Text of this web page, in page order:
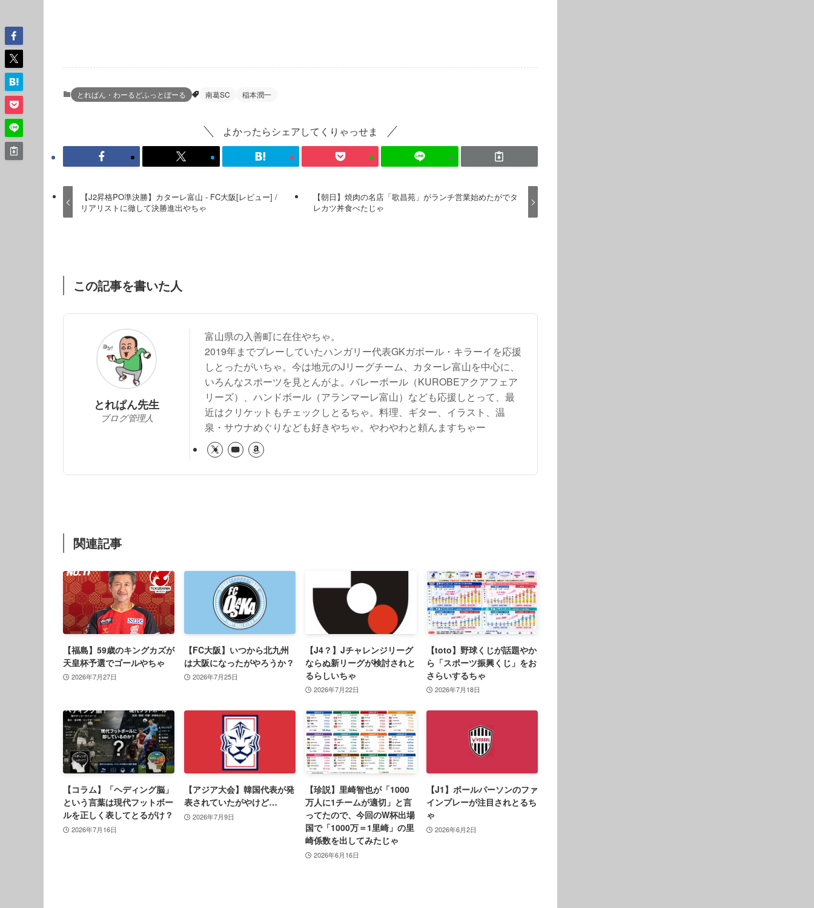
とれぱん・わーるどふっとぼーる 南葛SC 稲本潤一
よかったらシェアしてくりゃっせま
【J2昇格PO準決勝】カターレ富山 - FC大阪[レビュー] /
リアリストに徹して決勝進出やちゃ
【朝日】焼肉の名店「歌昌苑」がランチ営業始めたがでタ
レカツ丼食べたじゃ
この記事を書いた人
とれぱん先生
ブログ管理人
富山県の入善町に在住やちゃ。
2019年までプレーしていたハンガリー代表GKガボール・キラーイを応援
しとったがいちゃ。今は地元のJリーグチーム、カターレ富山を中心に、
いろんなスポーツを見とんがよ。バレーボール（KUROBEアクアフェア
リーズ）、ハンドボール（アランマーレ富山）なども応援しとって、最
近はクリケットもチェックしとるちゃ。料理、ギター、イラスト、温
泉・サウナめぐりなども好きやちゃ。やわやわと頼んますちゃー
関連記事
【福島】59歳のキングカズが
天皇杯予選でゴールやちゃ
2026年7月27日
【FC大阪】いつから北九州
は大阪になったがやろうか？
2026年7月25日
【J4？】Jチャレンジリーグ
ならぬ新リーグが検討されと
るらしいちゃ
2026年7月22日
【toto】野球くじが話題やか
ら「スポーツ振興くじ」をお
さらいするちゃ
2026年7月18日
【コラム】「ヘディング脳」
という言葉は現代フットボー
ルを正しく表してとるがけ？
2026年7月16日
【アジア大会】韓国代表が発
表されていたがやけど…
2026年7月9日
【珍説】里崎智也が「1000
万人に1チームが適切」と言
ってたので、今回のW杯出場
国で「1000万＝1里崎」の里
崎係数を出してみたじゃ
2026年6月16日
【J1】ボールパーソンのファ
インプレーが注目されとるち
ゃ
2026年6月2日